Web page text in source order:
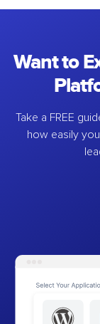
Want to
Take a FREE
how easily